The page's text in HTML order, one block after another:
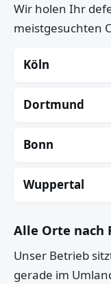
Wir holen Ihr
meistgesuchten
Köln
Dortmund
Bonn
Wuppertal
Alle Orte nach
Unser Betrieb
gerade im